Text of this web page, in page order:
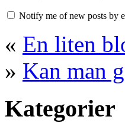
Notify me of new posts by
« En liten
» Kan man
Kategorier